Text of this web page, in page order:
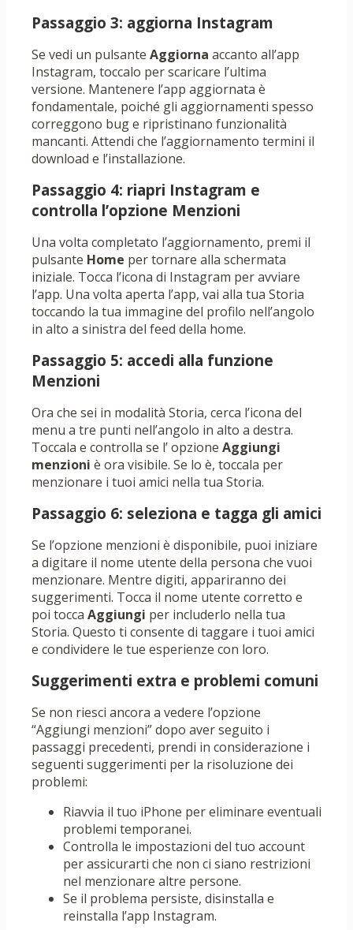
Passaggio 3: aggiorna Instagram
Se vedi un pulsante Aggiorna accanto all’app
Instagram, toccalo per scaricare l’ultima
versione. Mantenere l’app aggiornata è
fondamentale, poiché gli aggiornamenti spesso
correggono bug e ripristinano funzionalità
mancanti. Attendi che l’aggiornamento termini il
download e l’installazione.
Passaggio 4: riapri Instagram e
controlla l’opzione Menzioni
Una volta completato l’aggiornamento, premi il
pulsante Home per tornare alla schermata
iniziale. Tocca l’icona di Instagram per avviare
l’app. Una volta aperta l’app, vai alla tua Storia
toccando la tua immagine del profilo nell’angolo
in alto a sinistra del feed della home.
Passaggio 5: accedi alla funzione
Menzioni
Ora che sei in modalità Storia, cerca l’icona del
menu a tre punti nell’angolo in alto a destra.
Toccala e controlla se l’ opzione Aggiungi
menzioni è ora visibile. Se lo è, toccala per
menzionare i tuoi amici nella tua Storia.
Passaggio 6: seleziona e tagga gli amici
Se l’opzione menzioni è disponibile, puoi iniziare
a digitare il nome utente della persona che vuoi
menzionare. Mentre digiti, appariranno dei
suggerimenti. Tocca il nome utente corretto e
poi tocca Aggiungi per includerlo nella tua
Storia. Questo ti consente di taggare i tuoi amici
e condividere le tue esperienze con loro.
Suggerimenti extra e problemi comuni
Se non riesci ancora a vedere l’opzione
“Aggiungi menzioni” dopo aver seguito i
passaggi precedenti, prendi in considerazione i
seguenti suggerimenti per la risoluzione dei
problemi:
Riavvia il tuo iPhone per eliminare eventuali
problemi temporanei.
Controlla le impostazioni del tuo account
per assicurarti che non ci siano restrizioni
nel menzionare altre persone.
Se il problema persiste, disinstalla e
reinstalla l’app Instagram.